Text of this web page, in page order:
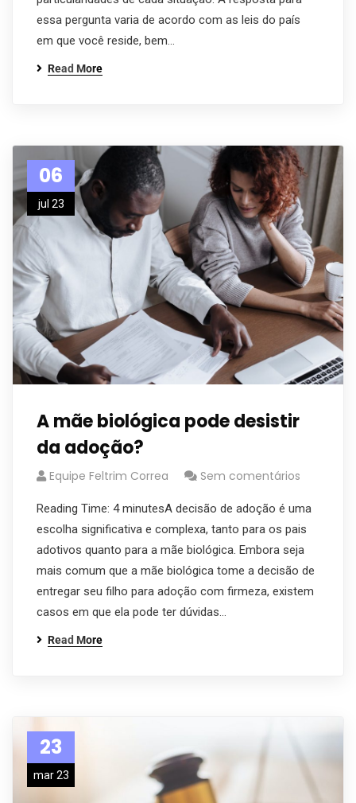
essa pergunta varia de acordo com as leis do país
em que você reside, bem…
Read More
06
jul 23
A mãe biológica pode desistir
da adoção?
Equipe Feltrim Correa Sem comentários
Reading Time: 4 minutesA decisão de adoção é uma
escolha significativa e complexa, tanto para os pais
adotivos quanto para a mãe biológica. Embora seja
mais comum que a mãe biológica tome a decisão de
entregar seu filho para adoção com firmeza, existem
casos em que ela pode ter dúvidas…
Read More
23
mar 23